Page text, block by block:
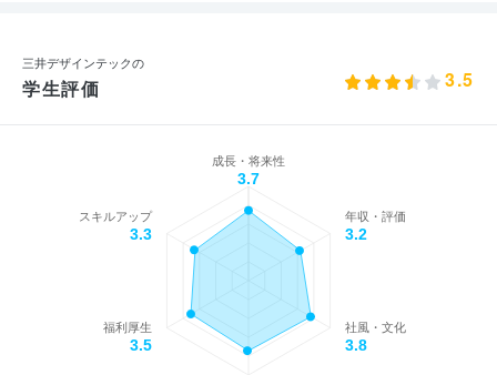
三井デザインテックの
学生評価 3.5
成長・将来性
3.7
年収・評価
3.2
社風・文化
3.8
福利厚生
3.5
スキルアップ
3.3